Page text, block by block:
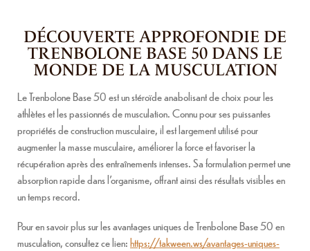
DÉCOUVERTE APPROFONDIE DE
TRENBOLONE BASE 50 DANS LE
MONDE DE LA MUSCULATION
Le Trenbolone Base 50 est un stéroïde anabolisant de choix pour les
athlètes et les passionnés de musculation. Connu pour ses puissantes
propriétés de construction musculaire, il est largement utilisé pour
augmenter la masse musculaire, améliorer la force et favoriser la
récupération après des entraînements intenses. Sa formulation permet une
absorption rapide dans l’organisme, offrant ainsi des résultats visibles en
un temps record.
Pour en savoir plus sur les avantages uniques de Trenbolone Base 50 en
musculation, consultez ce lien:https://takween.ws/avantages-uniques-